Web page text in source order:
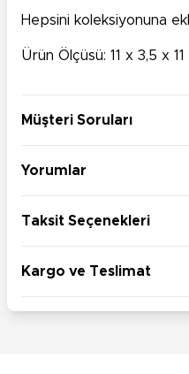
Hepsini koleksiyonuna
Ürün Ölçüsü: 11 x 3,5 x 11
Müşteri Soruları
Yorumlar
Taksit Seçenekleri
Kargo ve Teslimat